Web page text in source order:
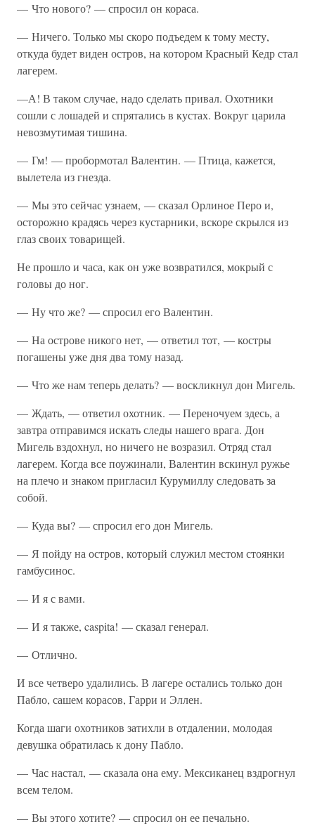
— Что нового? — спросил он кораса.
— Ничего. Только мы скоро подъедем к тому месту,
откуда будет виден остров, на котором Красный Кедр стал
лагерем.
—А! В таком случае, надо сделать привал. Охотники
сошли с лошадей и спрятались в кустах. Вокруг царила
невозмутимая тишина.
— Гм! — пробормотал Валентин. — Птица, кажется,
вылетела из гнезда.
— Мы это сейчас узнаем, — сказал Орлиное Перо и,
осторожно крадясь через кустарники, вскоре скрылся из
глаз своих товарищей.
Не прошло и часа, как он уже возвратился, мокрый с
головы до ног.
— Ну что же? — спросил его Валентин.
— На острове никого нет, — ответил тот, — костры
погашены уже дня два тому назад.
— Что же нам теперь делать? — воскликнул дон Мигель.
— Ждать, — ответил охотник. — Переночуем здесь, а
завтра отправимся искать следы нашего врага. Дон
Мигель вздохнул, но ничего не возразил. Отряд стал
лагерем. Когда все поужинали, Валентин вскинул ружье
на плечо и знаком пригласил Курумиллу следовать за
собой.
— Куда вы? — спросил его дон Мигель.
— Я пойду на остров, который служил местом стоянки
гамбусинос.
— И я с вами.
— И я также, caspita! — сказал генерал.
— Отлично.
И все четверо удалились. В лагере остались только дон
Пабло, сашем корасов, Гарри и Эллен.
Когда шаги охотников затихли в отдалении, молодая
девушка обратилась к дону Пабло.
— Час настал, — сказала она ему. Мексиканец вздрогнул
всем телом.
— Вы этого хотите? — спросил он ее печально.